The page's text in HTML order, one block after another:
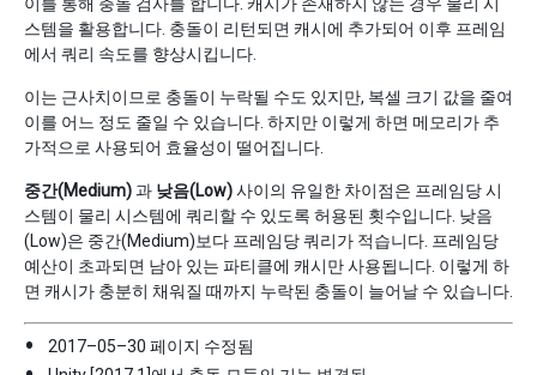
스템을 활용합니다. 충돌이 리턴되면 캐시에 추가되어 이후 프레임
에서 쿼리 속도를 향상시킵니다.
이는 근사치이므로 충돌이 누락될 수도 있지만, 복셀 크기 값을 줄여
이를 어느 정도 줄일 수 있습니다. 하지만 이렇게 하면 메모리가 추
가적으로 사용되어 효율성이 떨어집니다.
중간(Medium)과 낮음(Low)사이의 유일한 차이점은 프레임당 시
스템이 물리 시스템에 쿼리할 수 있도록 허용된 횟수입니다. 낮음
(Low)은 중간(Medium)보다 프레임당 쿼리가 적습니다. 프레임당
예산이 초과되면 남아 있는 파티클에 캐시만 사용됩니다. 이렇게 하
면 캐시가 충분히 채워질 때까지 누락된 충돌이 늘어날 수 있습니다.
2017–05–30 페이지 수정됨